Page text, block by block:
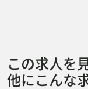
この求人を
他にこんな